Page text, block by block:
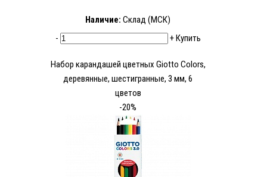
Наличие: Склад (МСК)
-
+Купить
Набор карандашей цветных Giotto Colors,
деревянные, шестигранные, 3 мм, 6
цветов
-20%